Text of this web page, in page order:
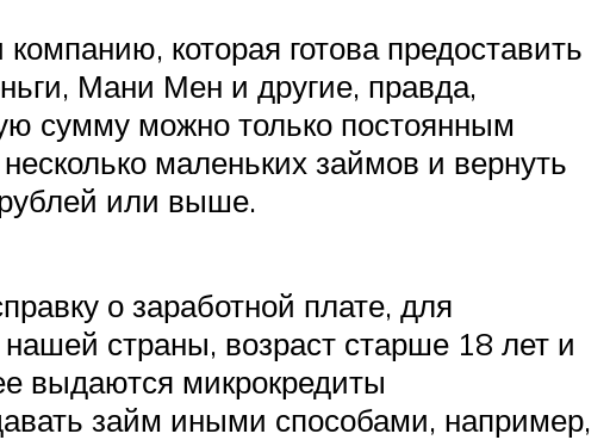
которая готова предоставить
Мани Мен и другие, правда,
сумму можно только постоянным
маленьких займов и вернуть
или выше.
о заработной плате, для
страны, возраст старше 18 лет и
выдаются микрокредиты
займ иными способами, например,